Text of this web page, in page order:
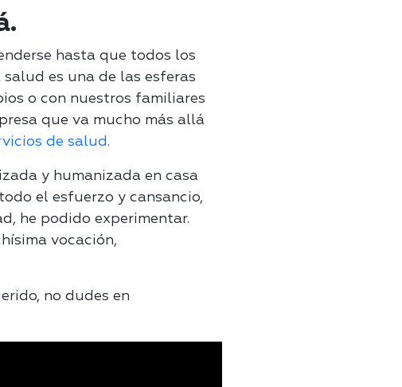
hasta que todos los
es una de las esferas
o con nuestros familiares
que va mucho más allá
de salud.
y humanizada en casa
el esfuerzo y cansancio,
he podido experimentar.
vocación,
no dudes en